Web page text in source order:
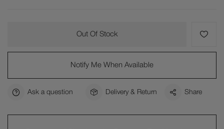
Out Of Stock
Notify Me When Available
Ask a question Delivery & Return Share